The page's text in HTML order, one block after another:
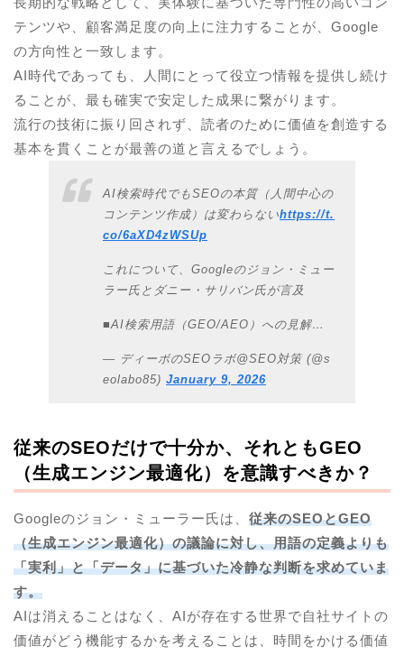
テンツや、顧客満足度の向上に注力することが、Google
の方向性と一致します。
AI時代であっても、人間にとって役立つ情報を提供し続け
ることが、最も確実で安定した成果に繋がります。
流行の技術に振り回されず、読者のために価値を創造する
基本を貫くことが最善の道と言えるでしょう。
AI検索時代でもSEOの本質（人間中心の
コンテンツ作成）は変わらないhttps://t.
co/6aXD4zWSUp
これについて、Googleのジョン・ミュー
ラー氏とダニー・サリバン氏が言及
■AI検索用語（GEO/AEO）への見解…
— ディーボのSEOラボ@SEO対策 (@s
eolabo85) January 9, 2026
従来のSEOだけで十分か、それともGEO
（生成エンジン最適化）を意識すべきか？
Googleのジョン・ミューラー氏は、 従来のSEOとGEO
（生成エンジン最適化）の議論に対し、用語の定義よりも
「実利」と「データ」に基づいた冷静な判断を求めていま
す。
AIは消えることはなく、AIが存在する世界で自社サイトの
価値がどう機能するかを考えることは、時間をかける価値